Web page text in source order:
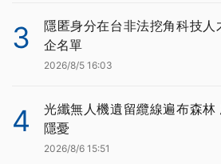
3
隱匿身分在台非法挖角科技人
企名單
2026/8/5 16:03
4
光纖無人機遺留纜線遍布森
隱憂
2026/8/6 15:51